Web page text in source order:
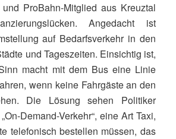
und ProBahn-Mitglied aus Kreuztal
Angedacht ist
auf Bedarfsverkehr in den
und Tageszeiten. Einsichtig ist,
macht mit dem Bus eine Linie
wenn keine Fahrgäste an den
Die Lösung sehen Politiker
Demand-Verkehr“, eine Art Taxi,
telefonisch bestellen müssen, das